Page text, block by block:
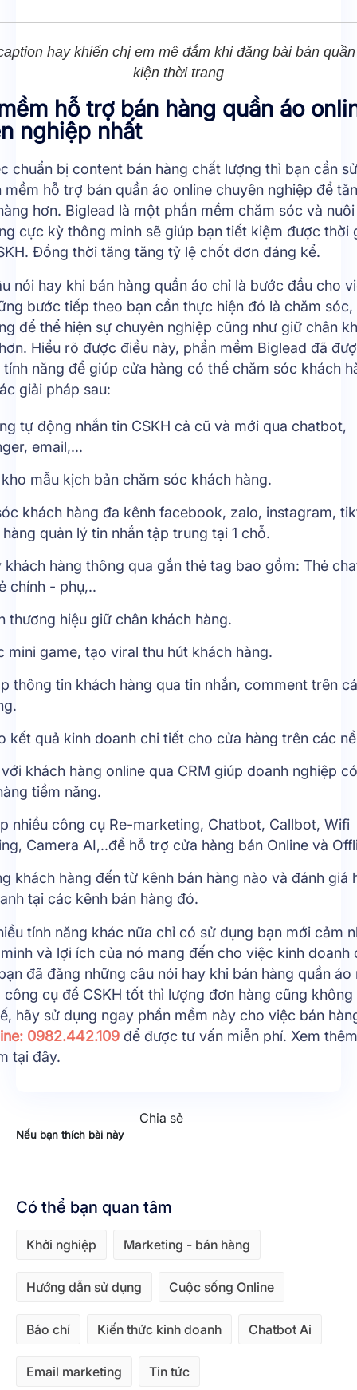
hay khiến chị em mê đắm khi đăng bài bán
kiện thời trang
hỗ trợ bán hàng quần áo
nghiệp nhất
chuẩn bị content bán hàng chất lượng thì bạn cần
mềm hỗ trợ bán quần áo online chuyên nghiệp để
hơn. Biglead là một phần mềm chăm sóc và
cực kỳ thông minh sẽ giúp bạn tiết kiệm được thời
Đồng thời tăng tăng tỷ lệ chốt đơn đáng kể.
nói hay khi bán hàng quần áo chỉ là bước đầu cho
bước tiếp theo bạn cần thực hiện đó là chăm sóc,
để thể hiện sự chuyên nghiệp cũng như giữ chân
Hiểu rõ được điều này, phần mềm Biglead đã
năng để giúp cửa hàng có thể chăm sóc khách
giải pháp sau:
tự động nhắn tin CSKH cả cũ và mới qua chatbot,
email,...
mẫu kịch bản chăm sóc khách hàng.
khách hàng đa kênh facebook, zalo, instagram,
quản lý tin nhắn tập trung tại 1 chỗ.
khách hàng thông qua gắn thẻ tag bao gồm: Thẻ
chính - phụ,..
thương hiệu giữ chân khách hàng.
mini game, tạo viral thu hút khách hàng.
thông tin khách hàng qua tin nhắn, comment trên
kết quả kinh doanh chi tiết cho cửa hàng trên các
khách hàng online qua CRM giúp doanh nghiệp
tiềm năng.
nhiều công cụ Re-marketing, Chatbot, Callbot, Wifi
Camera AI,..để hỗ trợ cửa hàng bán Online và
khách hàng đến từ kênh bán hàng nào và đánh giá
tại các kênh bán hàng đó.
tính năng khác nữa chỉ có sử dụng bạn mới cảm
và lợi ích của nó mang đến cho việc kinh doanh
đã đăng những câu nói hay khi bán hàng quần áo
cụ để CSKH tốt thì lượng đơn hàng cũng
hãy sử dụng ngay phần mềm này cho việc bán
0982.442.109 để được tư vấn miễn phí. Xem
tại đây.
Nếu bạn thích bài này
Chia sẻ
Có thể bạn quan tâm
Khởi nghiệp Marketing - bán hàng
Hướng dẫn sử dụng Cuộc sống Online
Báo chí Kiến thức kinh doanh Chatbot Ai
Email marketing Tin tức